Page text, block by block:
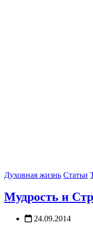
Духовная жизнь Статьи
Мудрость и
24.09.2014